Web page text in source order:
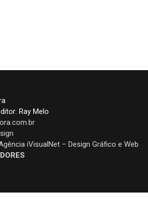
Ray Melo
iVisualNet – Design Gráfico e Web